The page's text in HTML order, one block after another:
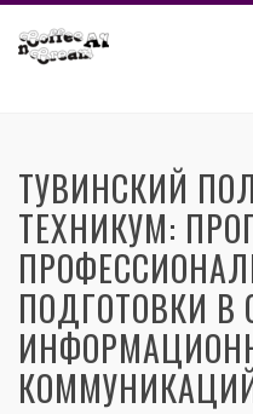
ТУВИНСКИЙ
ТЕХНИКУМ:
ПОДГОТОВКИ В